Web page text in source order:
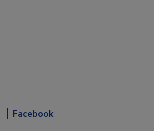
Facebook